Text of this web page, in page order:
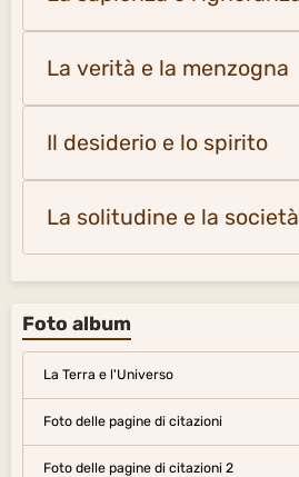
La verità e la menzogna
Il desiderio e lo spirito
La solitudine e la società
Foto album
La Terra e l'Universo
Foto delle pagine di citazioni
Foto delle pagine di citazioni 2